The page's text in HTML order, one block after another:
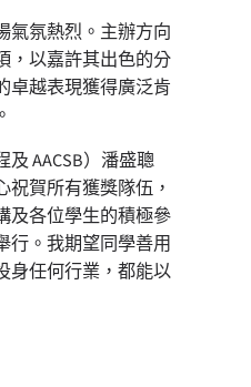
氣氛熱烈。主辦方向
，以嘉許其出色的分
卓越表現獲得廣泛肯
AACSB）潘盛聰
賀所有獲獎隊伍，
及各位學生的積極參
行。我期望同學善用
身任何行業，都能以